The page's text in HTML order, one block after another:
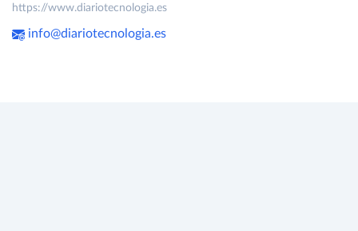
https://www.diariotecnologia.es
info@diariotecnologia.es